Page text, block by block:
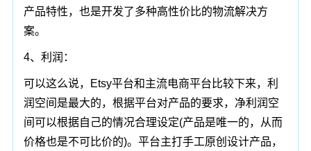
产品特性，也是开发了多种高性价比的物流解决方
案。
4、利润：
可以这么说，Etsy平台和主流电商平台比较下来，利
润空间是最大的，根据平台对产品的要求，净利润空
间可以根据自己的情况合理设定(产品是唯一的，从而
价格也是不可比价的)。平台主打手工原创设计产品，